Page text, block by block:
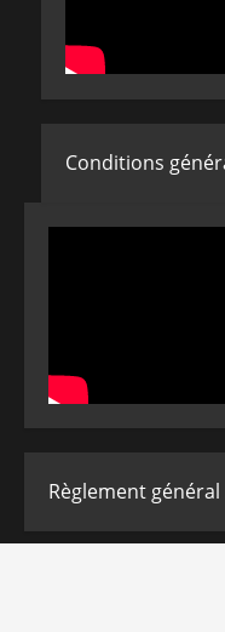
Conditions
Règlement